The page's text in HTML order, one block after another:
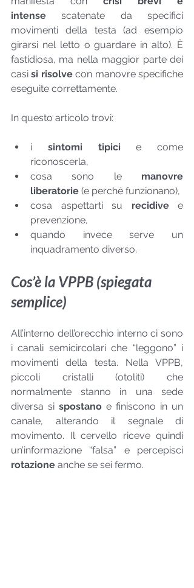
intense scatenate da specifici
movimenti della testa (ad esempio
girarsi nel letto o guardare in alto). È
fastidiosa, ma nella maggior parte dei
casi si risolve con manovre specifiche
eseguite correttamente.
In questo articolo trovi:
i sintomi tipici e come
riconoscerla,
cosa sono le manovre
liberatorie (e perché funzionano),
cosa aspettarti su recidive e
prevenzione,
quando invece serve un
inquadramento diverso.
Cos’è la VPPB (spiegata
semplice)
All’interno dell’orecchio interno ci sono
i canali semicircolari che “leggono” i
movimenti della testa. Nella VPPB,
piccoli cristalli (otoliti) che
normalmente stanno in una sede
diversa si spostano e finiscono in un
canale, alterando il segnale di
movimento. Il cervello riceve quindi
rotazione anche se sei fermo.